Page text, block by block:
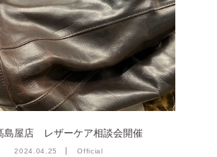
2025年11月 [6]
2025年10月 [8]
2025年9月 [8]
2025年8月 [5]
2025年7月 [3]
2025年6月 [3]
2025年5月 [3]
島屋店 レザーケア相談会開催
2024.04.25 Official